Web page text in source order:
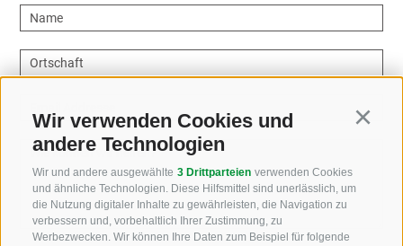
Wir verwenden Cookies und
andere Technologien
Wir und andere ausgewählte 3 Drittparteien verwenden Cookies
und ähnliche Technologien. Diese Hilfsmittel sind unerlässlich, um
die Nutzung digitaler Inhalte zu gewährleisten, die Navigation zu
verbessern und, vorbehaltlich Ihrer Zustimmung, zu
Werbezwecken. Wir können Ihre Daten zum Beispiel für folgende
Name
Ortschaft
Wie können wir helfen?